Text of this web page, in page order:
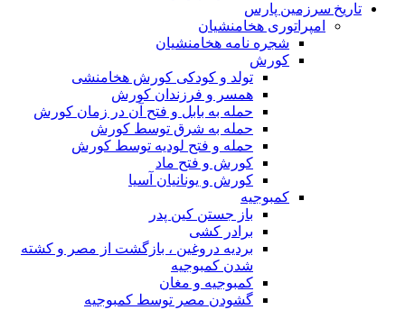
تاریخ سرزمین پارس
امپراتوری هخامنشیان
شجره نامه هخامنشیان
کورش
تولد و کودکی کورش هخامنشی
همسر و فرزندان کورش
حمله به بابل و فتح آن در زمان کورش
حمله به شرق توسط کورش
حمله و فتح لودیه توسط کورش
کورش و فتح ماد
کورش و یونانیان آسیا
کمبوجیه
باز جستن کین پدر
برادر کشی
بردیه دروغین ، بازگشت از مصر و کشته
شدن کمبوجیه
کمبوجیه و مغان
گشودن مصر توسط کمبوجیه